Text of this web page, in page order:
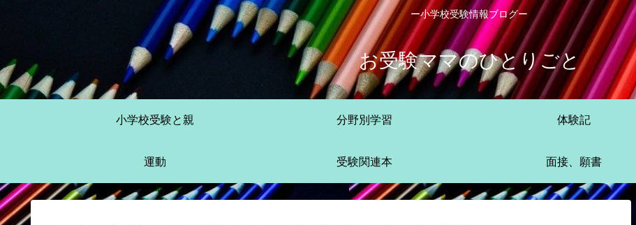
ー小学校受験情報ブログー
お受験ママのひとりごと
小学校受験と親 分野別学習 体験記
運動 受験関連本 面接、願書